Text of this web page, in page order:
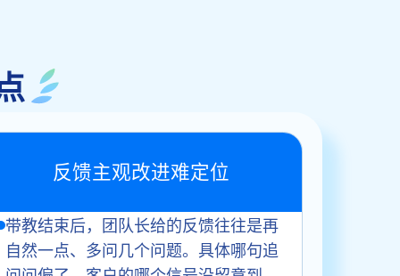
反馈主观改进难定位
带教结束后，团队长给的反馈往往是再
自然一点、多问几个问题。具体哪句追